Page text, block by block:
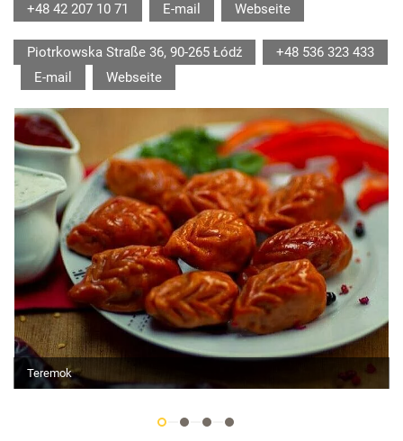
+48 42 207 10 71
E-mail Webseite
Piotrkowska Straße 36, 90-265 Łódź
+48 536 323 433
E-mail
Webseite
Teremok